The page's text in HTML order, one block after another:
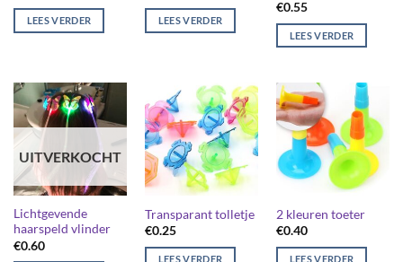
LEES VERDER LEES VERDER
€0.55
LEES VERDER
UITVERKOCHT
Lichtgevende
haarspeld vlinder
€0.60
Transparant tolletje
€0.25
LEES VERDER
2 kleuren toeter
€0.40
LEES VERDER